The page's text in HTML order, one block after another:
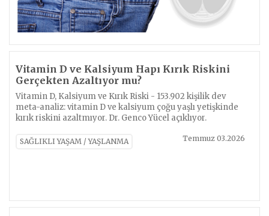
Vitamin D ve Kalsiyum Hapı Kırık Riskini
Gerçekten Azaltıyor mu?
Vitamin D, Kalsiyum ve Kırık Riski - 153.902 kişilik dev
meta-analiz: vitamin D ve kalsiyum çoğu yaşlı yetişkinde
kırık riskini azaltmıyor. Dr. Genco Yücel açıklıyor.
SAĞLIKLI YAŞAM / YAŞLANMA Temmuz 03.2026